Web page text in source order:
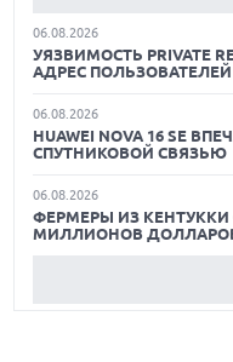
КАК БЕЗОПАСНО
ОБЗОР МОНИТОРА MSI
06.08.2026
УЯЗВИМОСТЬ PRIVATE
АДРЕС ПОЛЬЗОВАТЕЛЕЙ
06.08.2026
HUAWEI NOVA 16 SE
СПУТНИКОВОЙ СВЯЗЬЮ
06.08.2026
ФЕРМЕРЫ ИЗ
МИЛЛИОНОВ